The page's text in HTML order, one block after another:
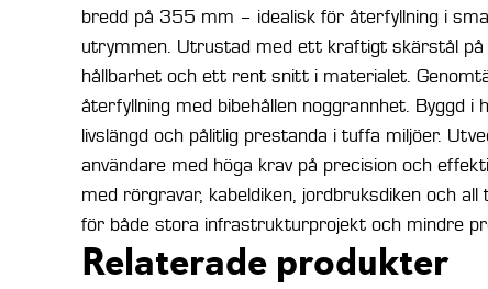
bredd på 355 mm – idealisk för återfyllning i
utrymmen. Utrustad med ett kraftigt skärstål
hållbarhet och ett rent snitt i materialet.
återfyllning med bibehållen noggrannhet. Byggd i
livslängd och pålitlig prestanda i tuffa miljöer.
användare med höga krav på precision och
med rörgravar, kabeldiken, jordbruksdiken och
för både stora infrastrukturprojekt och mindre
Relaterade produkter